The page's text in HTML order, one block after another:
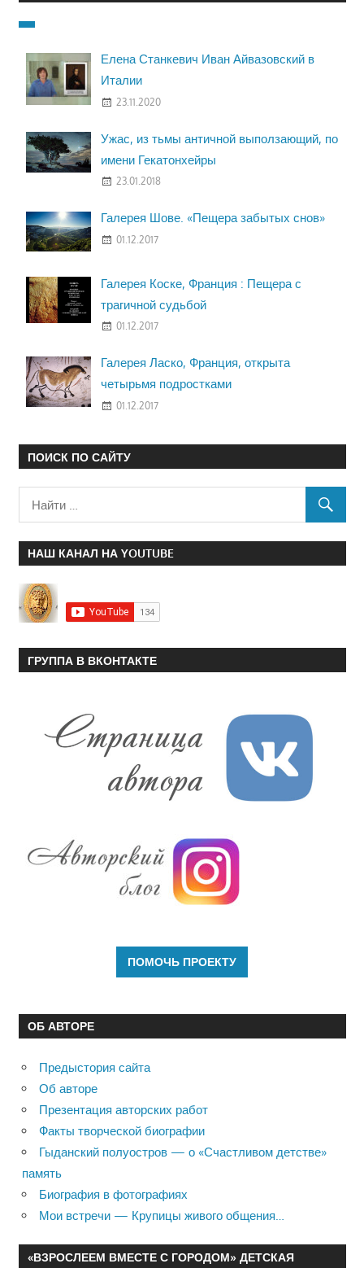
Елена Станкевич Иван Айвазовский в
Италии
23.11.2020
Ужас, из тьмы античной выползающий, по
имени Гекатонхейры
23.01.2018
Галерея Шове. «Пещера забытых снов»
01.12.2017
Галерея Коске, Франция : Пещера с
трагичной судьбой
01.12.2017
Галерея Ласко, Франция, открыта
четырьмя подростками
01.12.2017
ПОИСК ПО САЙТУ
НАШ КАНАЛ НА YOUTUBE
ГРУППА В ВКОНТАКТЕ
ОБ АВТОРЕ
Предыстория сайта
Об авторе
Презентация авторских работ
Факты творческой биографии
Гыданский полуостров — о «Счастливом детстве»
память
Биография в фотографиях
Мои встречи — Крупицы живого общения…
«ВЗРОСЛЕЕМ ВМЕСТЕ С ГОРОДОМ» ДЕТСКАЯ